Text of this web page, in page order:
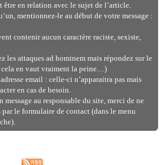
en relation avec le sujet de l’article.
mentionnez-le au début de votre message :
contenir aucun caractère raciste, sexiste,
les attaques ad hominem mais répondez sur le
cela en vaut vraiment la peine…)
email : celle-ci n’apparaitra pas mais
en cas de besoin.
au responsable du site, merci de ne
par le formulaire de contact (dans le menu